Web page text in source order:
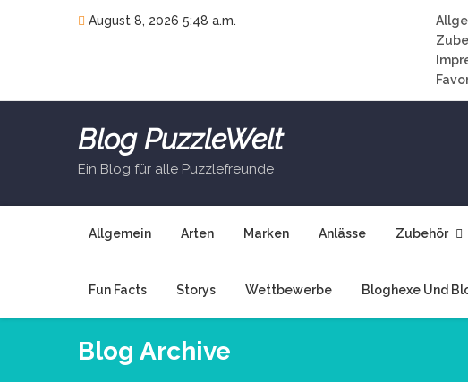
August 8, 2026 5:48 a.m.
Blog PuzzleWelt
Ein Blog für alle Puzzlefreunde
Allgemein Arten Marken Anlässe Zubehör
Fun Facts Storys Wettbewerbe Bloghexe Und
Blog Archive